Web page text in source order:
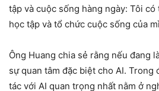
tập và cuộc sống hàng ngày: Tôi
học tập và tổ chức cuộc sống của
Ông Huang chia sẻ rằng nếu đang
sự quan tâm đặc biệt cho AI. Trong
tác với AI quan trọng nhất nằm ở